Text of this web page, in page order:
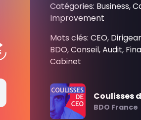
Catégories: Business,
Improvement
Mots clés: CEO,
BDO, Conseil, Audit,
Cabinet
Coulisses
BDO France